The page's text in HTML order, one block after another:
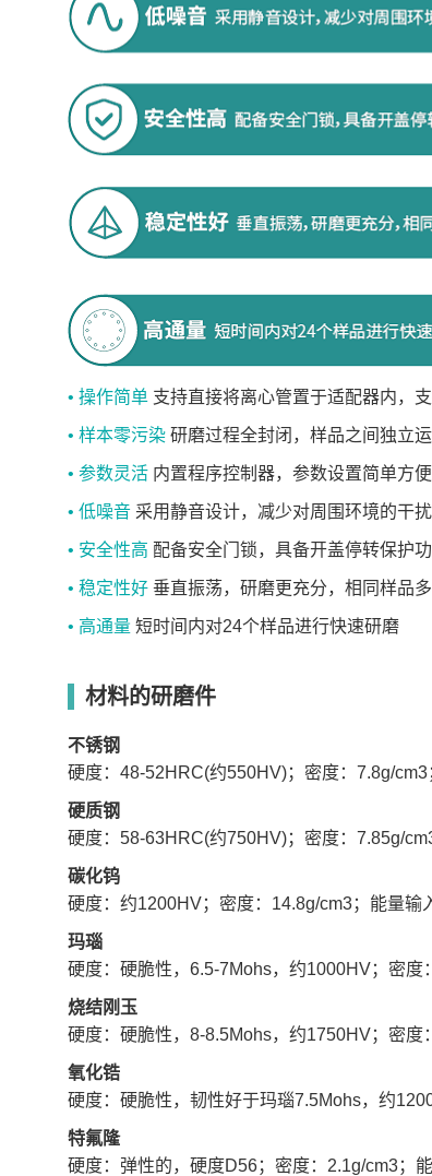
• 操作简单支持直接将离心管置于适配器内，
• 样本零污染研磨过程全封闭，样品之间独立
• 参数灵活内置程序控制器，参数设置简单方便
• 低噪音采用静音设计，减少对周围环境的干扰
• 安全性高 配备安全门锁，具备开盖停转保护
• 稳定性好垂直振荡，研磨更充分，相同样品
• 高通量短时间内对24个样品进行快速研磨
材料的研磨件
不锈钢
硬度：48-52HRC(约550HV)； 密度：7.8g/
硬质钢
硬度：58-63HRC(约750HV)； 密度：7.85g/
碳化钨
硬度：约1200HV； 密度：14.8g/cm3；能量输
玛瑙
硬度：硬脆性，6.5-7Mohs，约1000HV； 密度
烧结刚玉
硬度：硬脆性，8-8.5Mohs，约1750HV； 密度
氧化锆
硬度：硬脆性，韧性好于玛瑙7.5Mohs，约
特氟隆
硬度：弹性的，硬度D56； 密度：2.1g/cm3；